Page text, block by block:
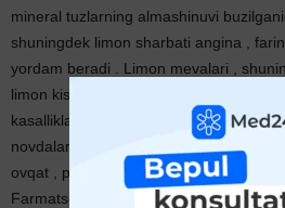
mineral tuzlarning almashinuvi
shuningdek limon sharbati angina ,
yordam beradi . Limon mevalari ,
limon kislotasi organizmda kislota
kasalliklarni davolashda yordam beradi
novdalari , barglari , meva qobig'idan
ovqat , parfyumera hamda
Farmatsevtikada limonning efir moyi